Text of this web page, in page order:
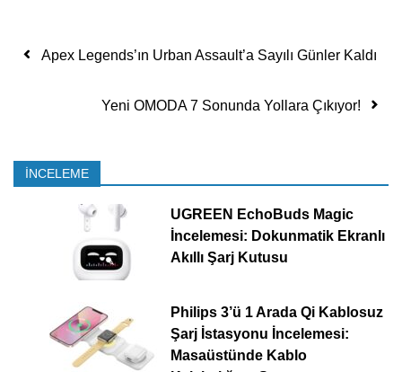
Yazı dolaşımı
Apex Legends’ın Urban Assault’a Sayılı Günler Kaldı
Yeni OMODA 7 Sonunda Yollara Çıkıyor!
İNCELEME
UGREEN EchoBuds Magic
İncelemesi: Dokunmatik Ekranlı
Akıllı Şarj Kutusu
Philips 3’ü 1 Arada Qi Kablosuz
Şarj İstasyonu İncelemesi:
Masaüstünde Kablo